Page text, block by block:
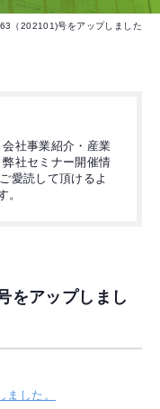
（202101)号をアップしました
社事業紹介・産業
社セミナー開催情
愛読して頂けるよ
。
アップしまし
した。